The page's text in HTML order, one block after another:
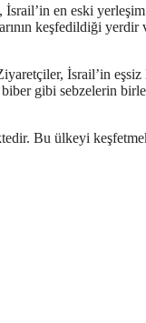
İsrail’in en eski
keşfedildiği yerdir
İsrail’in
gibi sebzelerin
Bu ülkeyi